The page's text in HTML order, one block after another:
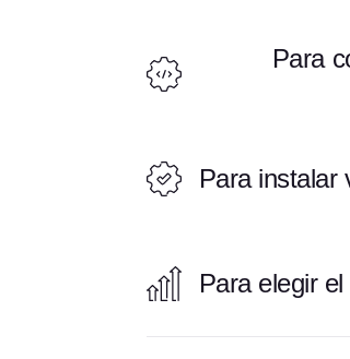
Para
Para instalar
Para elegir